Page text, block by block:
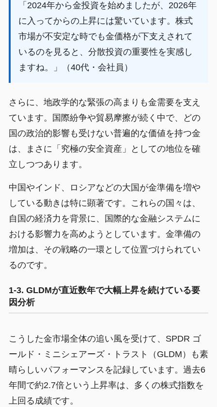
「2024年から金投資を始めましたが、2026年
に入ってからの上昇には驚いています。株式
市場が不安定な時でも金価格が下支えされて
いるのを見ると、分散投資の重要性を実感し
ますね。」（40代・会社員）
さらに、地政学的な緊張の高まりも金需要を支え
ています。国際紛争や貿易摩擦が続く中で、どの
国の政治的影響も受けない普遍的な価値を持つ金
は、まさに「究極の安全資産」としての地位を確
立しつつあります。
中国やインド、ロシアなどの大国が金準備を増や
している動きは特に顕著です。これらの国々は、
自国の経済力を背景に、国際的な金融システムに
おける影響力を高めようとしています。金準備の
増加は、その戦略の一環として位置づけられてい
るのです。
1-3. GLDMが直近数年で大幅上昇を続けている要
因分析
こうした金市場全体の追い風を受けて、SPDR ゴ
ールド・ミニシェアーズ・トラスト（GLDM）も素
晴らしいパフォーマンスを記録しています。過去6
年間で約2.7倍という上昇率は、多くの株式指数を
上回る成績です。